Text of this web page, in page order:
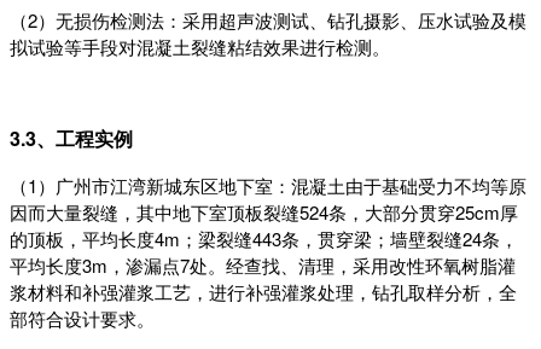
（2）无损伤检测法：采用超声波测试、钻孔摄影、压水试验及模
拟试验等手段对混凝土裂缝粘结效果进行检测。
3.3、工程实例
（1） 广州市江湾新城东区地下室：混凝土由于基础受力不均等原
因而大量裂缝，其中地下室顶板裂缝524条，大部分贯穿25cm厚
的顶板，平均长度4m；梁裂缝443条，贯穿梁；墙壁裂缝24条，
平均长度3m，渗漏点7处。经查找、清理，采用改性环氧树脂灌
浆材料和补强灌浆工艺，进行补强灌浆处理，钻孔取样分析，全
部符合设计要求。